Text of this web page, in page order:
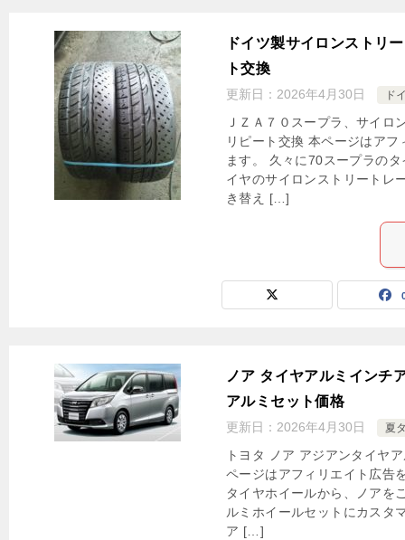
ドイツ製サイロンストリ
ト交換
更新日： 2026年4月30日 ド
ＪＺＡ７０スープラ、サイロ
リピート交換 本ページはア
ます。 久々に70スープラの
イヤのサイロンストリートレ
き替え […]
ノア タイヤアルミイン
アルミセット価格
更新日： 2026年4月30日 夏
トヨタ ノア アジアンタイヤ
ページはアフィリエイト広告
タイヤホイールから、ノアを
ルミホイールセットにカスタ
ア […]